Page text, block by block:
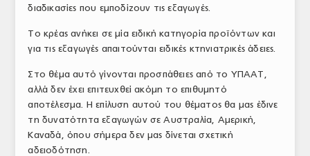
διαδικασίες που εμποδίζουν τις εξαγωγές.
Το κρέας ανήκει σε μία ειδική κατηγορία προϊόντων και
για τις εξαγωγές απαιτούνται ειδικές κτηνιατρικές άδειες.
Στο θέμα αυτό γίνονται προσπάθειες από το ΥΠΑΑΤ,
αλλά δεν έχει επιτευχθεί ακόμη το επιθυμητό
αποτέλεσμα. Η επίλυση αυτού του θέματος θα μας έδινε
τη δυνατότητα εξαγωγών σε Αυστραλία, Αμερική,
Καναδά, όπου σήμερα δεν μας δίνεται σχετική
αδειοδότηση.